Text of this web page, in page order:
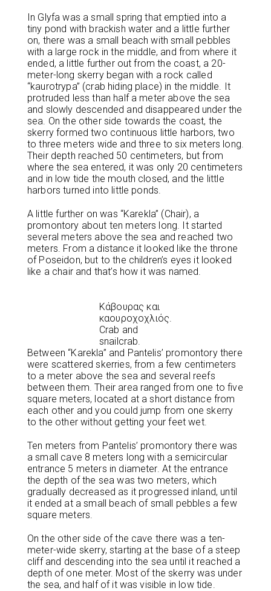
In Glyfa was a small spring that emptied into a
tiny pond with brackish water and a little further
on, there was a small beach with small pebbles
with a large rock in the middle, and from where it
ended, a little further out from the coast, a 20-
meter-long skerry began with a rock called
“kaurotrypa” (crab hiding place) in the middle. It
protruded less than half a meter above the sea
and slowly descended and disappeared under the
sea. On the other side towards the coast, the
skerry formed two continuous little harbors, two
to three meters wide and three to six meters long.
Their depth reached 50 centimeters, but from
where the sea entered, it was only 20 centimeters
and in low tide the mouth closed, and the little
harbors turned into little ponds.
A little further on was “Karekla” (Chair), a
promontory about ten meters long. It started
several meters above the sea and reached two
meters. From a distance it looked like the throne
of Poseidon, but to the children’s eyes it looked
like a chair and that’s how it was named.
Κάβουρας και
καουροχοχλιός.
Crab and
snailcrab.
Between “Karekla” and Pantelis’ promontory there
were scattered skerries, from a few centimeters
to a meter above the sea and several reefs
between them. Their area ranged from one to five
square meters, located at a short distance from
each other and you could jump from one skerry
to the other without getting your feet wet.
Ten meters from Pantelis’ promontory there was
a small cave 8 meters long with a semicircular
entrance 5 meters in diameter. At the entrance
the depth of the sea was two meters, which
gradually decreased as it progressed inland, until
it ended at a small beach of small pebbles a few
square meters.
On the other side of the cave there was a ten-
meter-wide skerry, starting at the base of a steep
cliff and descending into the sea until it reached a
depth of one meter. Most of the skerry was under
the sea, and half of it was visible in low tide.